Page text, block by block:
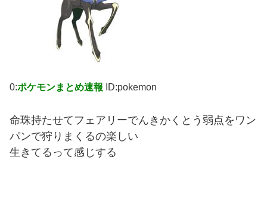
0:ポケモンまとめ速報 ID:pokemon
命珠持たせてフェアリーでんきかくとう弱点をワン
パンで狩りまくるの楽しい
生きてるって感じする